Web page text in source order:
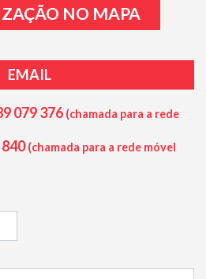
NO MAPA
EMAIL
079 376 (chamada para a rede
840(chamada para a rede móvel